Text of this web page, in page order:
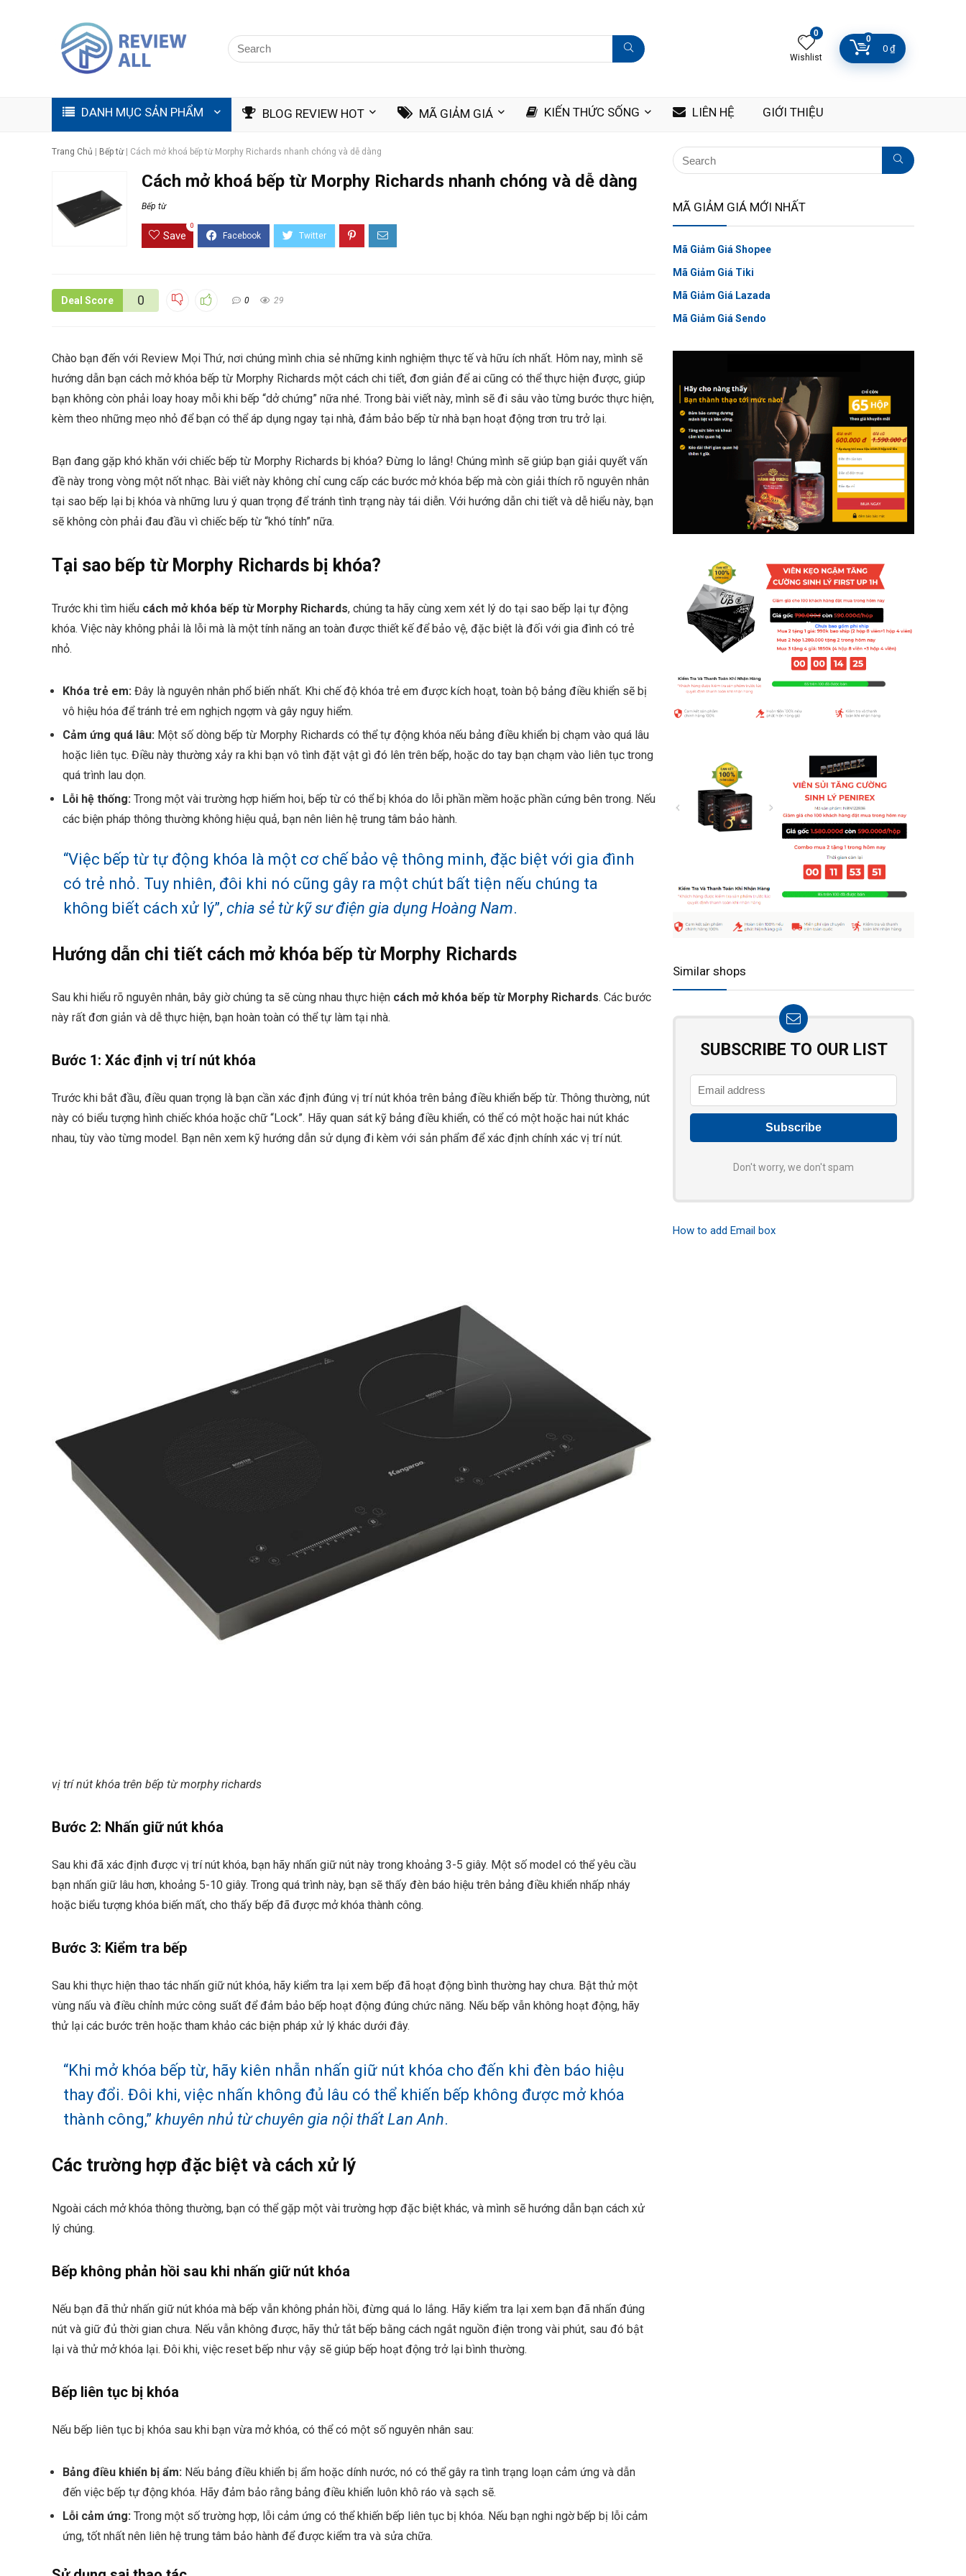
0
Wishlist
0
0 ₫
DANH MỤC SẢN PHẨM BLOG REVIEW HOT MÃ GIẢM GIÁ KIẾN THỨC SỐNG LIÊN HỆ GIỚI THIỆU
Trang Chủ Bếp từ| Cách mở khoá bếp từ Morphy Richards nhanh chóng và dễ dàng
Cách mở khoá bếp từ Morphy Richards nhanh chóng và dễ dàng
Bếp từ
Save
0
Deal Score 0 0 29
Chào bạn đến với Review Mọi Thứ, nơi chúng mình chia sẻ những kinh nghiệm thực tế và hữu ích nhất. Hôm nay, mình sẽ
hướng dẫn bạn cách mở khóa bếp từ Morphy Richards một cách chi tiết, đơn giản để ai cũng có thể thực hiện được, giúp
bạn không còn phải loay hoay mỗi khi bếp “dở chứng” nữa nhé. Trong bài viết này, mình sẽ đi sâu vào từng bước thực hiện,
kèm theo những mẹo nhỏ để bạn có thể áp dụng ngay tại nhà, đảm bảo bếp từ nhà bạn hoạt động trơn tru trở lại.
Bạn đang gặp khó khăn với chiếc bếp từ Morphy Richards bị khóa? Đừng lo lắng! Chúng mình sẽ giúp bạn giải quyết vấn
đề này trong vòng một nốt nhạc. Bài viết này không chỉ cung cấp các bước mở khóa bếp mà còn giải thích rõ nguyên nhân
tại sao bếp lại bị khóa và những lưu ý quan trọng để tránh tình trạng này tái diễn. Với hướng dẫn chi tiết và dễ hiểu này, bạn
sẽ không còn phải đau đầu vì chiếc bếp từ “khó tính” nữa.
Tại sao bếp từ Morphy Richards bị khóa?
Trước khi tìm hiểu cách mở khóa bếp từ Morphy Richards, chúng ta hãy cùng xem xét lý do tại sao bếp lại tự động
khóa. Việc này không phải là lỗi mà là một tính năng an toàn được thiết kế để bảo vệ, đặc biệt là đối với gia đình có trẻ
nhỏ.
Khóa trẻ em: Đây là nguyên nhân phổ biến nhất. Khi chế độ khóa trẻ em được kích hoạt, toàn bộ bảng điều khiển sẽ bị
vô hiệu hóa để tránh trẻ em nghịch ngợm và gây nguy hiểm.
Cảm ứng quá lâu: Một số dòng bếp từ Morphy Richards có thể tự động khóa nếu bảng điều khiển bị chạm vào quá lâu
hoặc liên tục. Điều này thường xảy ra khi bạn vô tình đặt vật gì đó lên trên bếp, hoặc do tay bạn chạm vào liên tục trong
quá trình lau dọn.
Lỗi hệ thống: Trong một vài trường hợp hiếm hoi, bếp từ có thể bị khóa do lỗi phần mềm hoặc phần cứng bên trong. Nếu
các biện pháp thông thường không hiệu quả, bạn nên liên hệ trung tâm bảo hành.
“Việc bếp từ tự động khóa là một cơ chế bảo vệ thông minh, đặc biệt với gia đình
có trẻ nhỏ. Tuy nhiên, đôi khi nó cũng gây ra một chút bất tiện nếu chúng ta
không biết cách xử lý”, chia sẻ từ kỹ sư điện gia dụng Hoàng Nam.
Hướng dẫn chi tiết cách mở khóa bếp từ Morphy Richards
Sau khi hiểu rõ nguyên nhân, bây giờ chúng ta sẽ cùng nhau thực hiện cách mở khóa bếp từ Morphy Richards. Các bước
này rất đơn giản và dễ thực hiện, bạn hoàn toàn có thể tự làm tại nhà.
Bước 1: Xác định vị trí nút khóa
Trước khi bắt đầu, điều quan trọng là bạn cần xác định đúng vị trí nút khóa trên bảng điều khiển bếp từ. Thông thường, nút
này có biểu tượng hình chiếc khóa hoặc chữ “Lock”. Hãy quan sát kỹ bảng điều khiển, có thể có một hoặc hai nút khác
nhau, tùy vào từng model. Bạn nên xem kỹ hướng dẫn sử dụng đi kèm với sản phẩm để xác định chính xác vị trí nút.
vị trí nút khóa trên bếp từ morphy richards
Bước 2: Nhấn giữ nút khóa
Sau khi đã xác định được vị trí nút khóa, bạn hãy nhấn giữ nút này trong khoảng 3-5 giây. Một số model có thể yêu cầu
bạn nhấn giữ lâu hơn, khoảng 5-10 giây. Trong quá trình này, bạn sẽ thấy đèn báo hiệu trên bảng điều khiển nhấp nháy
hoặc biểu tượng khóa biến mất, cho thấy bếp đã được mở khóa thành công.
Bước 3: Kiểm tra bếp
Sau khi thực hiện thao tác nhấn giữ nút khóa, hãy kiểm tra lại xem bếp đã hoạt động bình thường hay chưa. Bật thử một
vùng nấu và điều chỉnh mức công suất để đảm bảo bếp hoạt động đúng chức năng. Nếu bếp vẫn không hoạt động, hãy
thử lại các bước trên hoặc tham khảo các biện pháp xử lý khác dưới đây.
“Khi mở khóa bếp từ, hãy kiên nhẫn nhấn giữ nút khóa cho đến khi đèn báo hiệu
thay đổi. Đôi khi, việc nhấn không đủ lâu có thể khiến bếp không được mở khóa
thành công,” khuyên nhủ từ chuyên gia nội thất Lan Anh.
Các trường hợp đặc biệt và cách xử lý
Ngoài cách mở khóa thông thường, bạn có thể gặp một vài trường hợp đặc biệt khác, và mình sẽ hướng dẫn bạn cách xử
lý chúng.
Bếp không phản hồi sau khi nhấn giữ nút khóa
Nếu bạn đã thử nhấn giữ nút khóa mà bếp vẫn không phản hồi, đừng quá lo lắng. Hãy kiểm tra lại xem bạn đã nhấn đúng
nút và giữ đủ thời gian chưa. Nếu vẫn không được, hãy thử tắt bếp bằng cách ngắt nguồn điện trong vài phút, sau đó bật
lại và thử mở khóa lại. Đôi khi, việc reset bếp như vậy sẽ giúp bếp hoạt động trở lại bình thường.
Bếp liên tục bị khóa
Nếu bếp liên tục bị khóa sau khi bạn vừa mở khóa, có thể có một số nguyên nhân sau:
Bảng điều khiển bị ẩm: Nếu bảng điều khiển bị ẩm hoặc dính nước, nó có thể gây ra tình trạng loạn cảm ứng và dẫn
đến việc bếp tự động khóa. Hãy đảm bảo rằng bảng điều khiển luôn khô ráo và sạch sẽ.
Lỗi cảm ứng: Trong một số trường hợp, lỗi cảm ứng có thể khiến bếp liên tục bị khóa. Nếu bạn nghi ngờ bếp bị lỗi cảm
ứng, tốt nhất nên liên hệ trung tâm bảo hành để được kiểm tra và sửa chữa.
MÃ GIẢM GIÁ MỚI NHẤT
Mã Giảm Giá Shopee
Mã Giảm Giá Tiki
Mã Giảm Giá Lazada
Mã Giảm Giá Sendo
Similar shops
SUBSCRIBE TO OUR LIST
Don't worry, we don't spam
How to add Email box